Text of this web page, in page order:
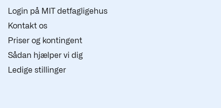
Login på MIT detfagligehus
Kontakt os
Priser og kontingent
Sådan hjælper vi dig
Ledige stillinger